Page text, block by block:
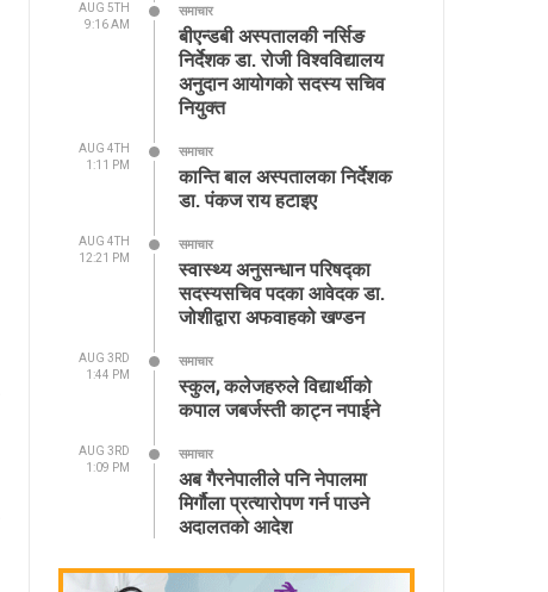
AUG 5TH
9:16 AM
समाचार
बीएन्डबी अस्पतालकी नर्सिङ
निर्देशक डा. रोजी विश्वविद्यालय
अनुदान आयोगको सदस्य सचिव
नियुक्त
AUG 4TH
1:11 PM
समाचार
कान्ति बाल अस्पतालका निर्देशक
डा. पंकज राय हटाइए
AUG 4TH
12:21 PM
समाचार
स्वास्थ्य अनुसन्धान परिषद्का
सदस्यसचिव पदका आवेदक डा.
जोशीद्वारा अफवाहको खण्डन
AUG 3RD
1:44 PM
समाचार
स्कुल, कलेजहरुले विद्यार्थीको
कपाल जबर्जस्ती काट्न नपाईने
AUG 3RD
1:09 PM
समाचार
अब गैरनेपालीले पनि नेपालमा
मिर्गौला प्रत्यारोपण गर्न पाउने
अदालतको आदेश